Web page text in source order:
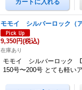
モモイ シルバーロック（
9,350円(税込)
在庫あり
モモイ シルバーロック
150号〜200号 とても軽い